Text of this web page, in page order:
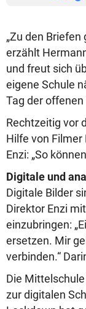
„Zu den
erzählt
und freut sich
eigene Schule
Tag der
Rechtzeitig vor
Hilfe von
Enzi: „So
Digitale und
Digitale Bilder
Direktor Enzi
einzubringen:
ersetzen. Mir
verbinden.“
Die
zur digitalen